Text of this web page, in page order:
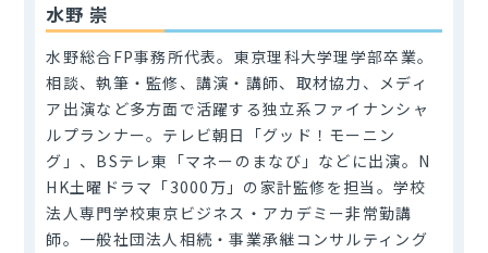
水野 崇
水野総合FP事務所代表。東京理科大学理学部卒業。
相談、執筆・監修、講演・講師、取材協力、メディ
ア出演など多方面で活躍する独立系ファイナンシャ
ルプランナー。テレビ朝日「グッド！モーニン
グ」、BSテレ東「マネーのまなび」などに出演。N
HK土曜ドラマ「3000万」の家計監修を担当。学校
法人専門学校東京ビジネス・アカデミー非常勤講
師。一般社団法人相続・事業承継コンサルティング